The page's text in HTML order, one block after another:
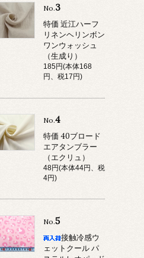
No.3
特価 近江ハーフ
リネンヘリンボン
ワンウォッシュ
（生成り）
185円(本体168
円、税17円)
No.4
特価 40ブロード
エアタンブラー
（エクリュ）
48円(本体44円、税
4円)
No.5
接触冷感ウ
ェットクール パ